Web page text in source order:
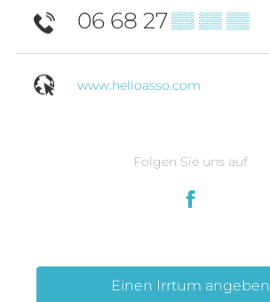
06 68 27▒▒ ▒▒ ▒▒
www.helloasso.com
Folgen Sie uns auf
Einen Irrtum angeben